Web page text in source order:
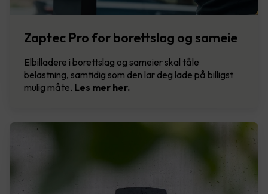
Zaptec Pro for borettslag og sameie
Elbilladere i borettslag og sameier skal tåle
belastning, samtidig som den lar deg lade på billigst
mulig måte. Les mer her.